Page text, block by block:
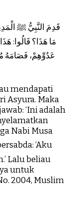
قَدِمَ النَّبِيُّ ﷺ
مَا هَذَا؟ قَالُوا:
عَدُوِّهِمْ، فَصَامَهُ
mendapati
Asyura. Maka
‘Ini adalah
Nabi Musa
Lalu beliau
untuk
2004, Muslim